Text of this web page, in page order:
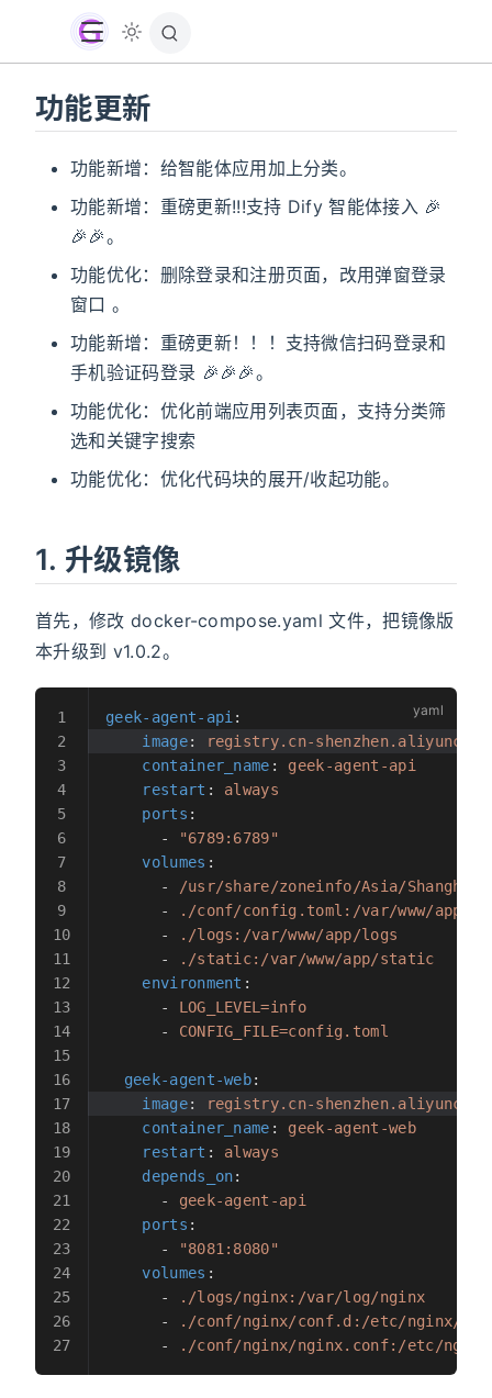
功能更新
功能新增：给智能体应用加上分类。
功能新增：重磅更新!!!支持 Dify 智能体接入 🎉
🎉🎉。
功能优化：删除登录和注册页面，改用弹窗登录
窗口 。
功能新增：重磅更新！！！支持微信扫码登录和
手机验证码登录 🎉🎉🎉。
功能优化：优化前端应用列表页面，支持分类筛
选和关键字搜索
功能优化：优化代码块的展开/收起功能。
1. 升级镜像
首先，修改 docker-compose.yaml 文件，把镜像版
本升级到 v1.0.2。
geek-agent-api :
    image
:
registry.cn-
    container_name
: geek-agent-api
    restart
: always
    ports
:
      -
"6789:6789"
    volumes
:
      -
/usr/share/zoneinfo/Asia/
      -
./conf/config.toml:/var/www/app/
      -
./logs:/var/www/app/logs
      -
./static:/var/www/app/static
    environment
:
      -
LOG_LEVEL=info
      -
CONFIG_FILE=config.toml
  geek-agent-web
:
    image
:
registry.cn-
    container_name
: geek-agent-web
    restart
: always
    depends_on
:
      -
geek-agent-api
    ports
:
      -
"8081:8080"
    volumes
:
      -
./logs/nginx:/var/log/nginx
      -
./conf/nginx/conf.d:/etc/nginx/
      -
./conf/nginx/nginx.conf:/etc/